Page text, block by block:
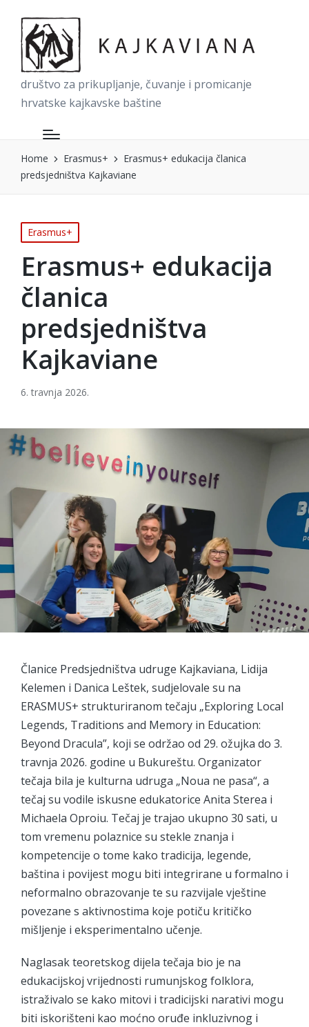
društvo za prikupljanje, čuvanje i promicanje
hrvatske kajkavske baštine
Home Erasmus+
Erasmus+ edukacija članica
predsjedništva Kajkaviane
Posted
in
Erasmus+
Erasmus+ edukacija
članica
predsjedništva
Kajkaviane
6. travnja 2026.
Članice Predsjedništva udruge Kajkaviana, Lidija
Kelemen i Danica Leštek, sudjelovale su na
ERASMUS+ strukturiranom tečaju „Exploring Local
Legends, Traditions and Memory in Education:
Beyond Dracula”, koji se održao od 29. ožujka do 3.
travnja 2026. godine u Bukureštu. Organizator
tečaja bila je kulturna udruga „Noua ne pasa“, a
tečaj su vodile iskusne edukatorice Anita Sterea i
Michaela Oproiu. Tečaj je trajao ukupno 30 sati, u
tom vremenu polaznice su stekle znanja i
kompetencije o tome kako tradicija, legende,
baština i povijest mogu biti integrirane u formalno i
neformalno obrazovanje te su razvijale vještine
povezane s aktivnostima koje potiču kritičko
mišljenje i eksperimentalno učenje.
Naglasak teoretskog dijela tečaja bio je na
edukacijskoj vrijednosti rumunjskog folklora,
istraživalo se kako mitovi i tradicijski narativi mogu
biti iskorišteni kao moćno oruđe inkluzivnog i